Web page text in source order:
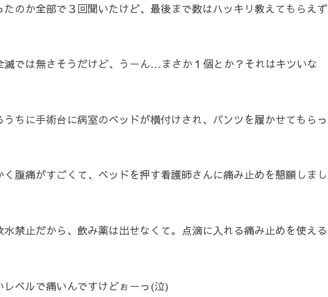
のか全部で３回聞いたけど、最後まで数はハッキリ教えてもらえず
滅では無さそうだけど、うーん…まさか１個とか？それはキツいな
ちに手術台に病室のベッドが横付けされ、パンツを履かせてもらっ
腹痛がすごくて、ベッドを押す看護師さんに痛み止めを懇願しまし
禁止だから、飲み薬は出せなくて。点滴に入れる痛み止めを使える
ベルで痛いんですけどぉーっ(泣)